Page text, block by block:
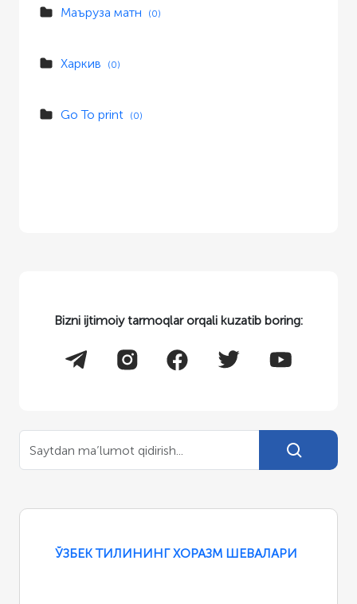
Маъруза матн (0)
Харкив (0)
Go To print (0)
Bizni ijtimoiy tarmoqlar orqali kuzatib boring:
ЎЗБЕК ТИЛИНИНГ ХОРАЗМ ШЕВАЛАРИ